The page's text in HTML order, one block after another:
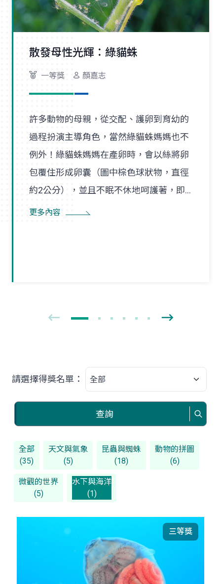
散發母性光輝：綠貓蛛
一等獎 顏嘉志
許多動物的母親，從交配、護卵到育幼的
過程扮演主導角色，當然綠貓蛛媽媽也不
例外！綠貓蛛媽媽在產卵時，會以絲將卵
包覆住形成卵囊（圖中棕色球狀物，直徑
約2公分），並且不眠不休地呵護著，即
使尋找食物也是在一定範圍內，隨時防患
更多內容
請選擇得獎名單：
查詢
全部
(35)
天文與氣象
(5)
昆蟲與蜘蛛
(18)
動物的拼圖
(6)
微觀的世界
(5)
水下與海洋
(1)
三等獎